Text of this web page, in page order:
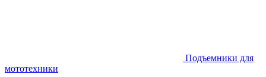
Подъемники для
мототехники